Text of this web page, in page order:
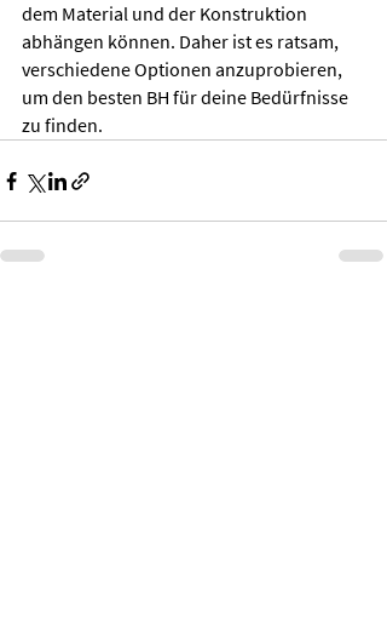
dem Material und der Konstruktion
abhängen können. Daher ist es ratsam,
verschiedene Optionen anzuprobieren,
um den besten BH für deine Bedürfnisse
zu finden.